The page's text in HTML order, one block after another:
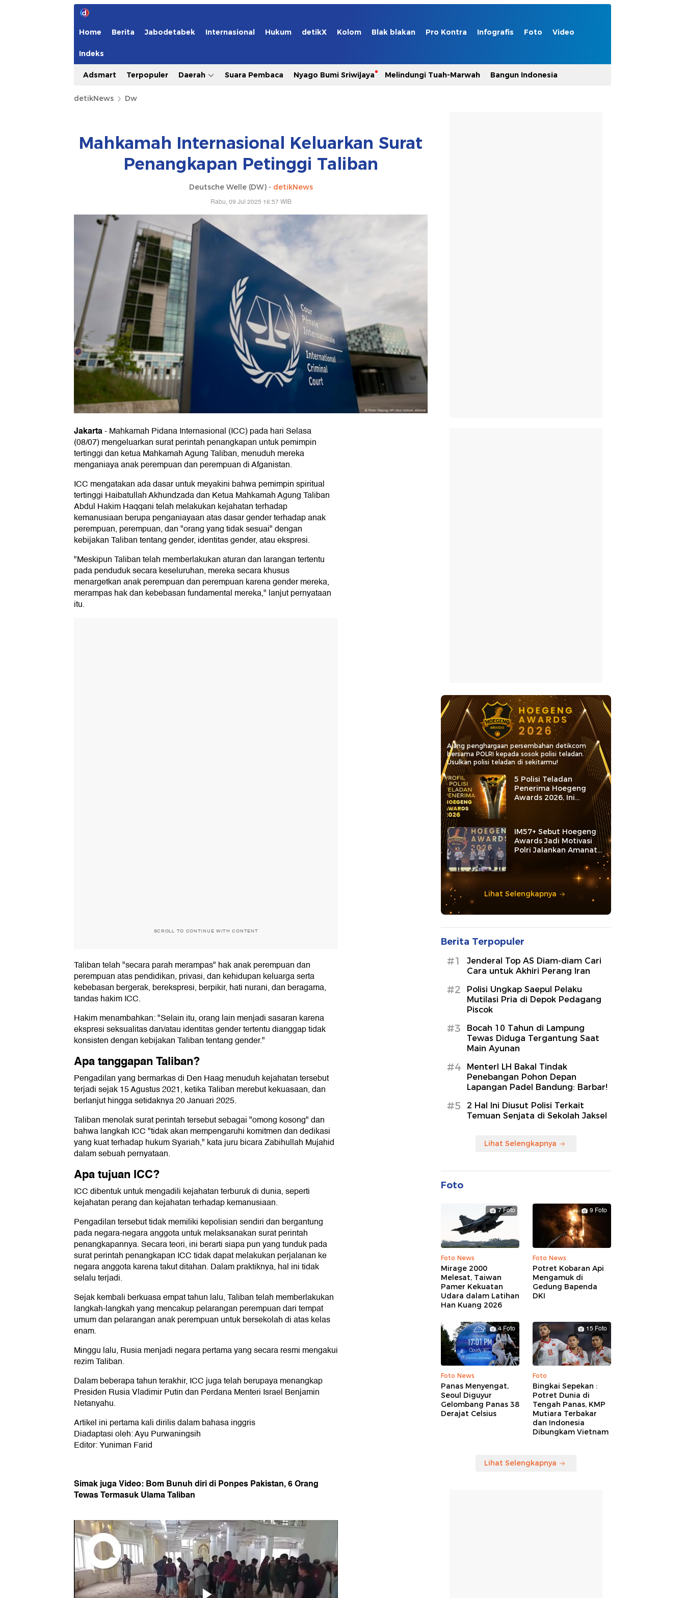
Home Berita Jabodetabek Internasional Hukum detikX Kolom Blak blakan Pro Kontra Infografis Foto Video
Indeks
Adsmart Terpopuler Daerah Suara Pembaca Nyago Bumi Sriwijaya Melindungi Tuah-Marwah Bangun Indonesia
detikNews Dw
Mahkamah Internasional Keluarkan Surat
Penangkapan Petinggi Taliban
Deutsche Welle (DW) - detikNews
Rabu, 09 Jul 2025 16:57 WIB
Jakarta-Mahkamah Pidana Internasional (ICC) pada hari Selasa
(08/07) mengeluarkan surat perintah penangkapan untuk pemimpin
tertinggi dan ketua Mahkamah Agung Taliban, menuduh mereka
menganiaya anak perempuan dan perempuan di Afganistan.
ICC mengatakan ada dasar untuk meyakini bahwa pemimpin spiritual
tertinggi Haibatullah Akhundzada dan Ketua Mahkamah Agung Taliban
Abdul Hakim Haqqani telah melakukan kejahatan terhadap
kemanusiaan berupa penganiayaan atas dasar gender terhadap anak
perempuan, perempuan, dan "orang yang tidak sesuai" dengan
kebijakan Taliban tentang gender, identitas gender, atau ekspresi.
"Meskipun Taliban telah memberlakukan aturan dan larangan tertentu
pada penduduk secara keseluruhan, mereka secara khusus
menargetkan anak perempuan dan perempuan karena gender mereka,
merampas hak dan kebebasan fundamental mereka," lanjut pernyataan
itu.
SCROLL TO CONTINUE WITH CONTENT
Taliban telah "secara parah merampas" hak anak perempuan dan
perempuan atas pendidikan, privasi, dan kehidupan keluarga serta
kebebasan bergerak, berekspresi, berpikir, hati nurani, dan beragama,
tandas hakim ICC.
Hakim menambahkan: "Selain itu, orang lain menjadi sasaran karena
ekspresi seksualitas dan/atau identitas gender tertentu dianggap tidak
konsisten dengan kebijakan Taliban tentang gender."
Apa tanggapan Taliban?
Pengadilan yang bermarkas di Den Haag menuduh kejahatan tersebut
terjadi sejak 15 Agustus 2021, ketika Taliban merebut kekuasaan, dan
berlanjut hingga setidaknya 20 Januari 2025.
Taliban menolak surat perintah tersebut sebagai "omong kosong" dan
bahwa langkah ICC "tidak akan mempengaruhi komitmen dan dedikasi
yang kuat terhadap hukum Syariah," kata juru bicara Zabihullah Mujahid
dalam sebuah pernyataan.
Apa tujuan ICC?
ICC dibentuk untuk mengadili kejahatan terburuk di dunia, seperti
kejahatan perang dan kejahatan terhadap kemanusiaan.
Pengadilan tersebut tidak memiliki kepolisian sendiri dan bergantung
pada negara-negara anggota untuk melaksanakan surat perintah
penangkapannya. Secara teori, ini berarti siapa pun yang tunduk pada
surat perintah penangkapan ICC tidak dapat melakukan perjalanan ke
negara anggota karena takut ditahan. Dalam praktiknya, hal ini tidak
selalu terjadi.
Sejak kembali berkuasa empat tahun lalu, Taliban telah memberlakukan
langkah-langkah yang mencakup pelarangan perempuan dari tempat
umum dan pelarangan anak perempuan untuk bersekolah di atas kelas
enam.
Minggu lalu, Rusia menjadi negara pertama yang secara resmi mengakui
rezim Taliban.
Dalam beberapa tahun terakhir, ICC juga telah berupaya menangkap
Presiden Rusia Vladimir Putin dan Perdana Menteri Israel Benjamin
Netanyahu.
Artikel ini pertama kali dirilis dalam bahasa inggris
Diadaptasi oleh: Ayu Purwaningsih
Editor: Yuniman Farid
Simak juga Video: Bom Bunuh diri di Ponpes Pakistan, 6 Orang
Tewas Termasuk Ulama Taliban
Ajang penghargaan persembahan detikcom
bersama POLRI kepada sosok polisi teladan.
Usulkan polisi teladan di sekitarmu!
5 Polisi Teladan
Penerima Hoegeng
Awards 2026, Ini
Kategori dan Kiprahnya
IM57+ Sebut Hoegeng
Awards Jadi Motivasi
Polri Jalankan Amanat
Lihat Selengkapnya
Berita Terpopuler
#1
Jenderal Top AS Diam-diam Cari
Cara untuk Akhiri Perang Iran
#2
Polisi Ungkap Saepul Pelaku
Mutilasi Pria di Depok Pedagang
Piscok
#3
Bocah 10 Tahun di Lampung
Tewas Diduga Tergantung Saat
Main Ayunan
#4
MenterI LH Bakal Tindak
Penebangan Pohon Depan
Lapangan Padel Bandung: Barbar!
#5
2 Hal Ini Diusut Polisi Terkait
Temuan Senjata di Sekolah Jaksel
Lihat Selengkapnya
Foto
7 Foto
Foto News
Mirage 2000
Melesat, Taiwan
Pamer Kekuatan
Udara dalam Latihan
Han Kuang 2026
9 Foto
Foto News
Potret Kobaran Api
Mengamuk di
Gedung Bapenda
DKI
4 Foto
Foto News
Panas Menyengat,
Seoul Diguyur
Gelombang Panas 38
Derajat Celsius
15 Foto
Foto
Bingkai Sepekan :
Potret Dunia di
Tengah Panas, KMP
Mutiara Terbakar
dan Indonesia
Dibungkam Vietnam
Lihat Selengkapnya